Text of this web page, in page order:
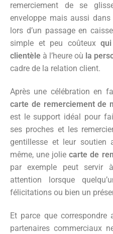
remerciement de se
enveloppe mais aussi
lors d’un passage en
simple et peu coûteux
clientèle à l’heure où la
cadre de la relation client.
Après une célébration en
carte de remerciement de
est le support idéal pour
ses proches et les
gentillesse et leur soutien
même, une jolie carte de
par exemple peut servir
attention lorsque
félicitations ou bien un
Et parce que
partenaires commerciaux